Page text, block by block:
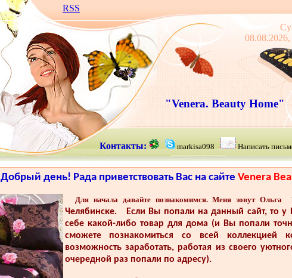
RSS
"Venera. Beauty Home"
Контакты: markisa098 Написать
Добрый день! Рада приветствовать Вас на сайте Venera
Для начала давайте познакомимся. Меня зовут
Челябинске. Если Вы попали на данный сайт, то у
себе какой-либо товар для дома (и Вы попали
сможете познакомиться со всей коллекцией
возможность заработать, работая из своего
очередной раз попали по адресу).